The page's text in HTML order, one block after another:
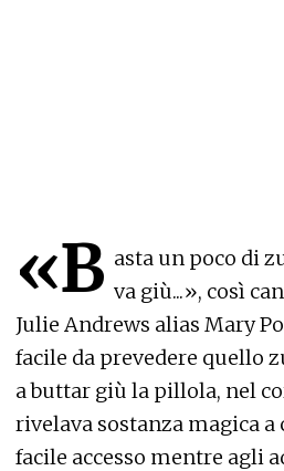
«B asta un poco di
va giù...», così
Julie Andrews alias Mary
facile da prevedere quello
a buttar giù la pillola, nel
rivelava sostanza magica
facile accesso mentre agli